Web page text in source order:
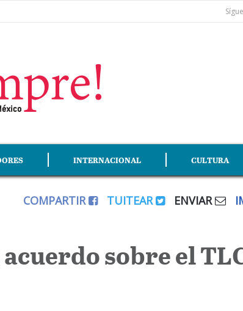
INTERNACIONAL CULTURA
COMPARTIR TUITEAR ENVIAR
sobre el